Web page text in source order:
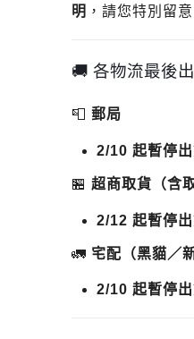
明 ，請您特別留意
🚚 各物流最後
📮 郵局
2/10 起暫停
🏪 超商取貨（含
2/12 起暫停
🚛 宅配（黑貓／
2/10 起暫停